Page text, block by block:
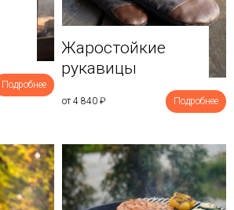
Подробнее
Жаростойкие
рукавицы
от 4 840 ₽ Подробнее